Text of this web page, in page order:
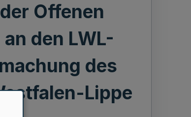
Offenen
den LWL-
des
Lippe